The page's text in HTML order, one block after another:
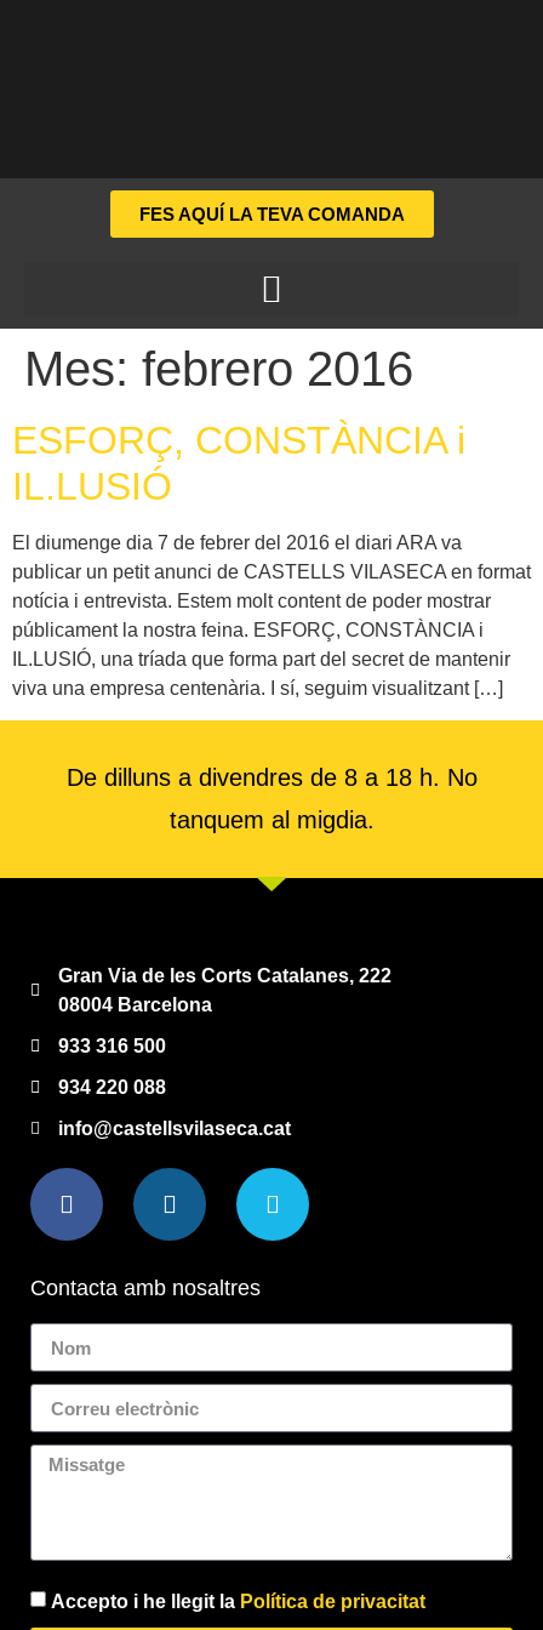
FES AQUÍ LA TEVA COMANDA
Mes: febrero 2016
ESFORÇ, CONSTÀNCIA i
IL.LUSIÓ
El diumenge dia 7 de febrer del 2016 el diari ARA va
publicar un petit anunci de CASTELLS VILASECA en format
notícia i entrevista. Estem molt content de poder mostrar
públicament la nostra feina. ESFORÇ, CONSTÀNCIA i
IL.LUSIÓ, una tríada que forma part del secret de mantenir
viva una empresa centenària. I sí, seguim visualitzant […]
De dilluns a divendres de 8 a 18 h. No
tanquem al migdia.
Gran Via de les Corts Catalanes, 222
08004 Barcelona
933 316 500
934 220 088
info@castellsvilaseca.cat
Contacta amb nosaltres
Accepto i he llegit la Política de privacitat